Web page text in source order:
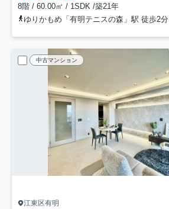
8階 / 60.00㎡ / 1SDK /築21年
ゆりかもめ「有明テニスの森」駅 徒歩2分
中古マンション
江東区有明